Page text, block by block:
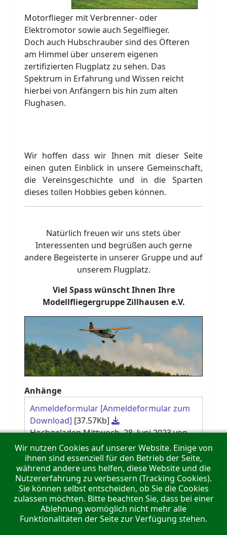
Motorflieger mit Verbrenner- oder
Elektromotor sowie auch Segelflieger.
Doch auch Hubschrauber sind des Öfteren
am Himmel über unserem eigenen
zertifizierten Flugplatz zu sehen. Das
Spektrum in Erfahrung und Wissen reicht
hierbei von Anfängern bis hin zum alten
Flughasen.
Wir hoffen dass wir Ihnen mit dieser Seite
einen guten Einblick in unsere Gemeinschaft,
die Vereinsgeschichte und in die Sparten
dieses tollen Hobbies geben können.
Natürlich freuen wir uns stets über
Interessenten und begrüßen auch gerne
andere Begeisterte in unserer Gruppe und auf
unserem Flugplatz.
Viel Spass wünscht Ihnen Ihre
Modellfliegergruppe Zillhausen e.V.
Anhänge
Anmeldeformular [Anmeldeformular zum
Download] [37.57Kb]
Hochgeladen Mittwoch, 28. Juni 2023 von
Super User
Keine Termine
Wir nutzen Cookies auf unserer Website. Einige von
ihnen sind essenziell für den Betrieb der Seite,
während andere uns helfen, diese Website und die
Nutzererfahrung zu verbessern (Tracking Cookies).
Sie können selbst entscheiden, ob Sie die Cookies
zulassen möchten. Bitte beachten Sie, dass bei einer
Ablehnung womöglich nicht mehr alle
Funktionalitäten der Seite zur Verfügung stehen.